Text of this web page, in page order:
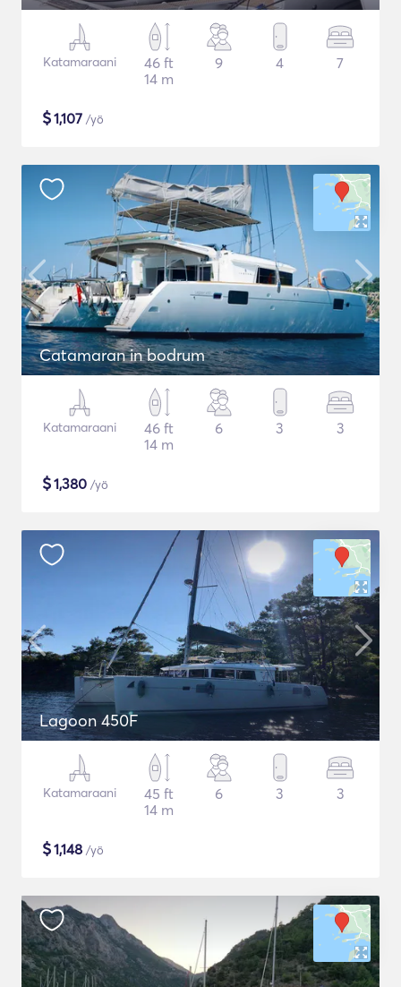
Katamaraani
46 ft
14 m
9 4 7
$1,107 /yö
Catamaran in bodrum
Katamaraani
46 ft
14 m
6 3 3
$1,380 /yö
Lagoon 450F
Katamaraani
45 ft
14 m
6 3 3
$1,148 /yö